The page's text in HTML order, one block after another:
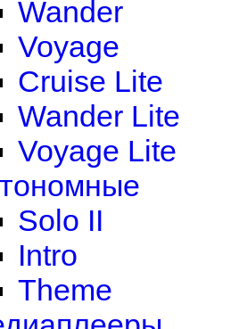
Wander
Voyage
Cruise Lite
Wander Lite
Voyage Lite
Solo II
Intro
Theme